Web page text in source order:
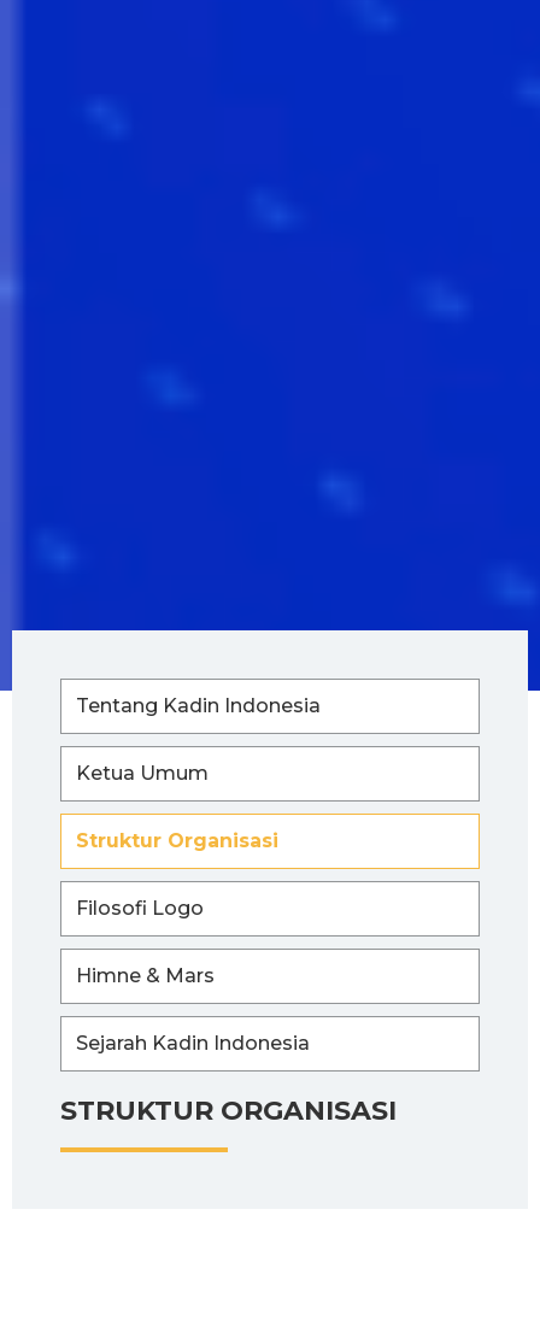
STRUKTUR ORGANISASI
Tentang Kadin Indonesia
Ketua Umum
Struktur Organisasi
Filosofi Logo
Himne & Mars
Sejarah Kadin Indonesia